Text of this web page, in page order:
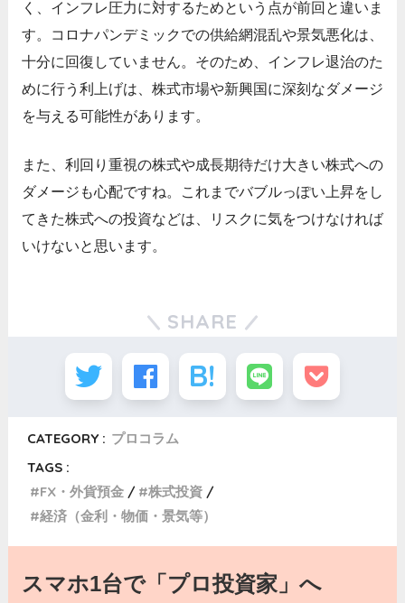
く、インフレ圧力に対するためという点が前回と違いま
す。コロナパンデミックでの供給網混乱や景気悪化は、
十分に回復していません。そのため、インフレ退治のた
めに行う利上げは、株式市場や新興国に深刻なダメージ
を与える可能性があります。
また、利回り重視の株式や成長期待だけ大きい株式への
ダメージも心配ですね。これまでバブルっぽい上昇をし
てきた株式への投資などは、リスクに気をつけなければ
いけないと思います。
SHARE
CATEGORY : プロコラム
TAGS :
FX・外貨預金
株式投資
経済（金利・物価・景気等）
スマホ1台で「プロ投資家」へ